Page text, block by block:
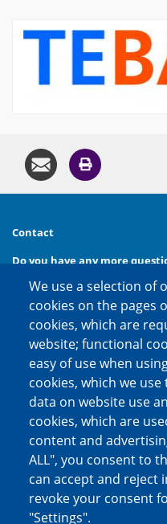
Contact
Do you have any more
Then call us at
phone:+49 (0) 30 20 654 654
or contact us via
e-mail:kontakt@factoring.de
Social media channels
We use a selection of
cookies on the pages
cookies, which are
website; functional
easy of use when
cookies, which we
data on website use
cookies, which are
content and
ALL", you consent to
can accept and reject
revoke your consent
"Settings".